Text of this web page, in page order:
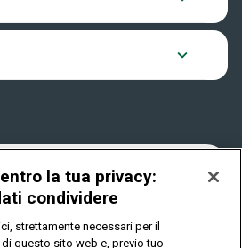
la tua privacy:
condividere
strettamente necessari per il
questo sito web e, previo tuo